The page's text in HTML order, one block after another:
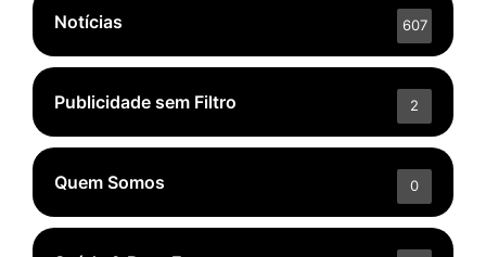
Notícias 607
Publicidade sem Filtro 2
Quem Somos 0